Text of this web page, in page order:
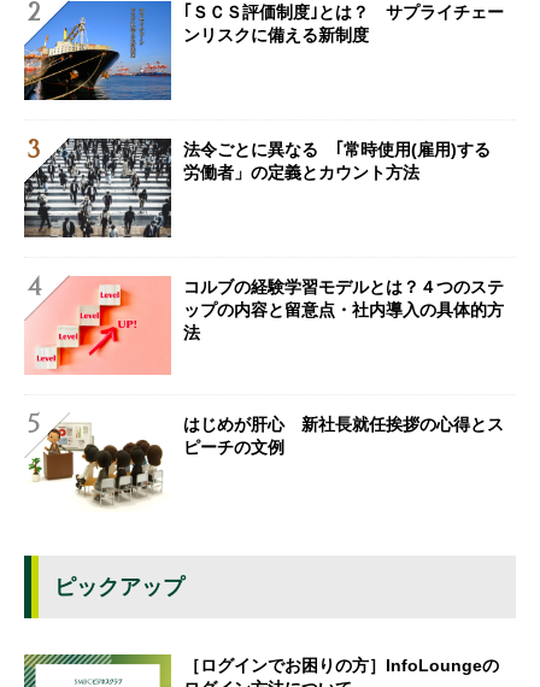
｢ＳＣＳ評価制度｣とは？ サプライチェー
ンリスクに備える新制度
法令ごとに異なる ｢常時使用(雇用)する
労働者」の定義とカウント方法
コルブの経験学習モデルとは？４つのステ
ップの内容と留意点・社内導入の具体的方
法
はじめが肝心 新社長就任挨拶の心得とス
ピーチの文例
ピックアップ
［ログインでお困りの方］InfoLoungeの